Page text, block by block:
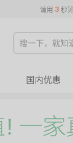
请用 3 秒
国内优惠